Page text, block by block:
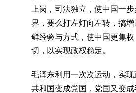
上岗，司法独立，使中国一
界，要么打左灯向左转，搞
鲜经验与方式，使中国更集
切，以实现政权稳定。
毛泽东利用一次次运动，实现
共和国变成党国，党国又变